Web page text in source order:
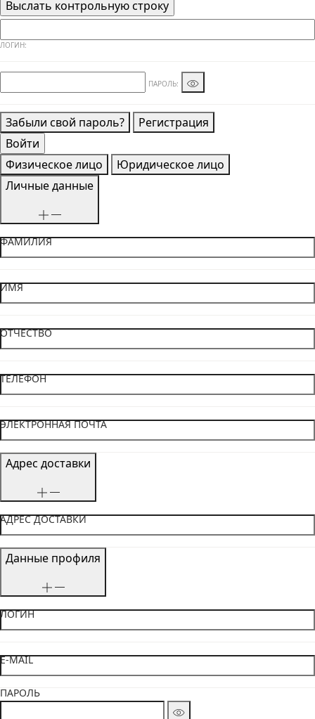
ЛОГИН:
ПАРОЛЬ:
Забыли свой пароль? Регистрация
Физическое лицо
Юридическое лицо
Личные данные
ФАМИЛИЯ
ИМЯ
ОТЧЕСТВО
ТЕЛЕФОН
ЭЛЕКТРОННАЯ ПОЧТА
Адрес доставки
АДРЕС ДОСТАВКИ
Данные профиля
ЛОГИН
E-MAIL
ПАРОЛЬ